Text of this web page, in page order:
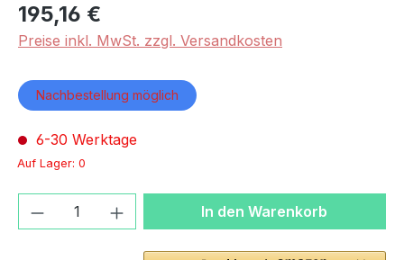
195,16 €
Preise inkl. MwSt. zzgl. Versandkosten
Nachbestellung möglich
6-30 Werktage
Auf Lager: 0
Produkt Anzahl: Gib denIn den Warenkorb